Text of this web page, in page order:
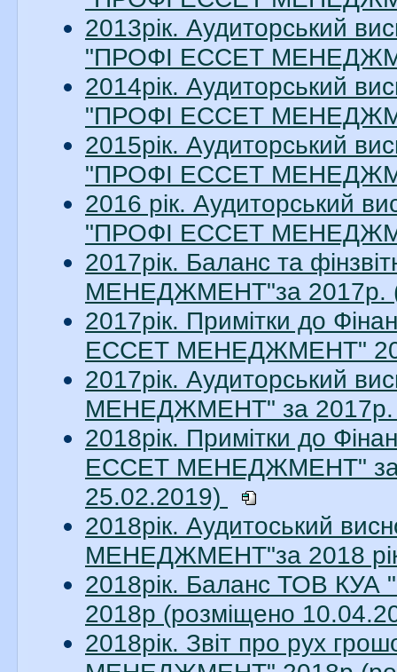
2013рік. Аудиторський
"ПРОФІ ЕССЕТ
2014рік. Аудиторський
"ПРОФІ ЕССЕТ
2015рік. Аудиторський
"ПРОФІ ЕССЕТ
2016 рік. Аудиторський
"ПРОФІ ЕССЕТ
2017рік. Баланс та
МЕНЕДЖМЕНТ"за 2017р.
2017рік. Примітки до
ЕССЕТ МЕНЕДЖМЕНТ"
2017рік. Аудиторський
МЕНЕДЖМЕНТ" за 2017р.
2018рік. Примітки до
ЕССЕТ МЕНЕДЖМЕНТ" за
25.02.2019)
2018рік. Аудитоський
МЕНЕДЖМЕНТ"за 2018
2018рік. Баланс ТОВ
2018р (розміщено
2018рік. Звіт про рух